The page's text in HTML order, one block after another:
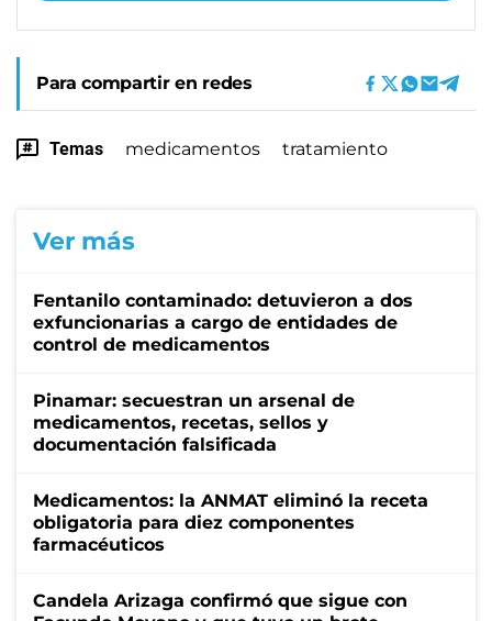
Para compartir en redes
Temas medicamentos tratamiento
Ver más
Fentanilo contaminado: detuvieron a dos
exfuncionarias a cargo de entidades de
control de medicamentos
Pinamar: secuestran un arsenal de
medicamentos, recetas, sellos y
documentación falsificada
Medicamentos: la ANMAT eliminó la receta
obligatoria para diez componentes
farmacéuticos
Candela Arizaga confirmó que sigue con